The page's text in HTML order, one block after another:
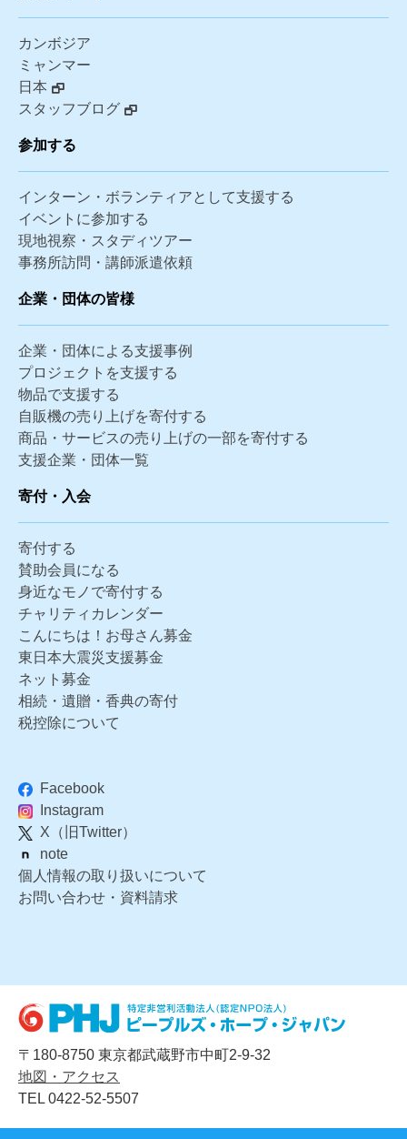
カンボジア
ミャンマー
日本
スタッフブログ
参加する
インターン・ボランティアとして支援する
イベントに参加する
現地視察・スタディツアー
事務所訪問・講師派遣依頼
企業・団体の皆様
企業・団体による支援事例
プロジェクトを支援する
物品で支援する
自販機の売り上げを寄付する
商品・サービスの売り上げの一部を寄付する
支援企業・団体一覧
寄付・入会
寄付する
賛助会員になる
身近なモノで寄付する
チャリティカレンダー
こんにちは！お母さん募金
東日本大震災支援募金
ネット募金
相続・遺贈・香典の寄付
税控除について
Facebook
Instagram
X（旧Twitter）
note
個人情報の取り扱いについて
お問い合わせ・資料請求
〒180-8750 東京都武蔵野市中町2-9-32
地図・アクセス
TEL 0422-52-5507